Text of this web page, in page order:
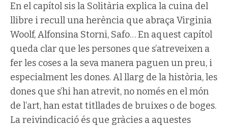
En el capítol sis la Solitària explica la cuina del
llibre i recull una herència que abraça Virginia
Woolf, Alfonsina Storni, Safo… En aquest capítol
queda clar que les persones que s’atreveixen a
fer les coses a la seva manera paguen un preu, i
especialment les dones. Al llarg de la història, les
dones que s’hi han atrevit, no només en el món
de l’art, han estat titllades de bruixes o de boges.
La reivindicació és que gràcies a aquestes